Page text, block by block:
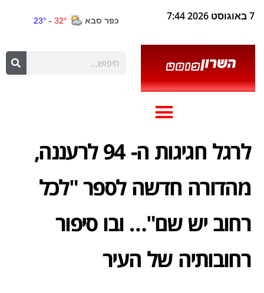
7 באוגוסט 2026 7:44
לרגל חגיגות ה- 94 לרעננה,
מהדורה חדשה לספר "לכל
רחוב יש שם"… ובו סיפור
רחובותיה של העיר